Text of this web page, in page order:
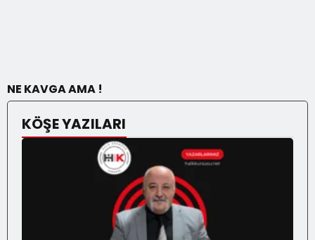
NE KAVGA AMA !
KÖŞE YAZILARI